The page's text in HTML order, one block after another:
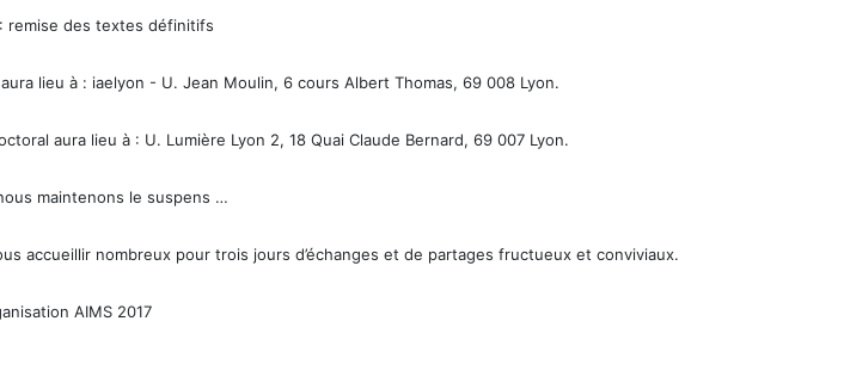
remise des textes définitifs
lieu à : iaelyon - U. Jean Moulin, 6 cours Albert Thomas, 69 008 Lyon.
aura lieu à : U. Lumière Lyon 2, 18 Quai Claude Bernard, 69 007 Lyon.
maintenons le suspens …
accueillir nombreux pour trois jours d’échanges et de partages fructueux et conviviaux.
AIMS 2017